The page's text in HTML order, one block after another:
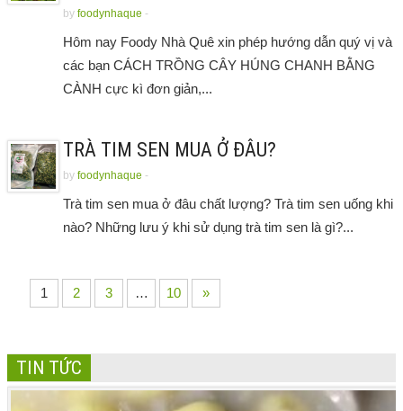
by foodynhaque -
Hôm nay Foody Nhà Quê xin phép hướng dẫn quý vị và
các bạn CÁCH TRỒNG CÂY HÚNG CHANH BẰNG
CÀNH cực kì đơn giản,...
TRÀ TIM SEN MUA Ở ĐÂU?
by foodynhaque -
Trà tim sen mua ở đâu chất lượng? Trà tim sen uống khi
nào? Những lưu ý khi sử dụng trà tim sen là gì?...
1 2 3 … 10 »
TIN TỨC